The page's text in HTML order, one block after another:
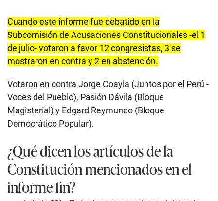
Cuando este informe fue debatido en la
Subcomisión de Acusaciones Constitucionales -el 1
de julio- votaron a favor 12 congresistas, 3 se
mostraron en contra y 2 en abstención.
Votaron en contra Jorge Coayla (Juntos por el Perú -
Voces del Pueblo), Pasión Dávila (Bloque
Magisterial) y Edgard Reymundo (Bloque
Democrático Popular).
¿Qué dicen los artículos de la
Constitución mencionados en el
informe fin?